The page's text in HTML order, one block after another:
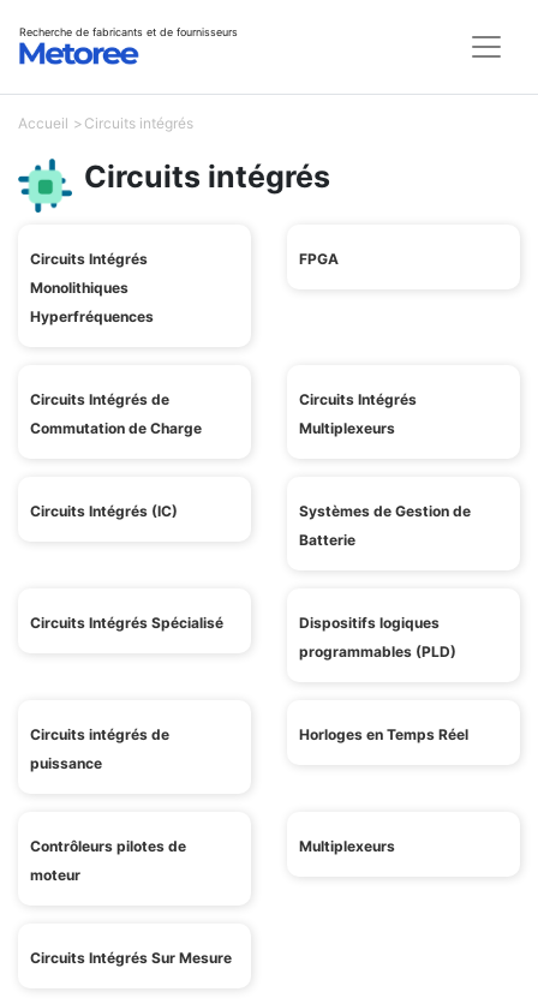
Recherche de fabricants et de fournisseurs
Accueil Circuits intégrés
Circuits intégrés
Circuits Intégrés
Monolithiques
Hyperfréquences
FPGA
Circuits Intégrés de
Commutation de Charge
Circuits Intégrés
Multiplexeurs
Circuits Intégrés (IC)
Systèmes de Gestion de
Batterie
Circuits Intégrés Spécialisé
Dispositifs logiques
programmables (PLD)
Circuits intégrés de
puissance
Horloges en Temps Réel
Contrôleurs pilotes de
moteur
Multiplexeurs
Circuits Intégrés Sur Mesure